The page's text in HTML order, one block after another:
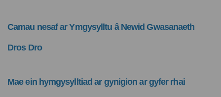
Camau nesaf ar Ymgysylltu â Newid Gwasanaeth
Dros Dro
Mae ein hymgysylltiad ar gynigion ar gyfer rhai